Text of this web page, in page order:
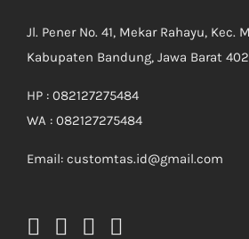
Jl. Pener No. 41, Mekar Rahayu, Kec.
Kabupaten Bandung, Jawa Barat
HP : 082127275484
WA : 082127275484
Email: customtas.id@gmail.com